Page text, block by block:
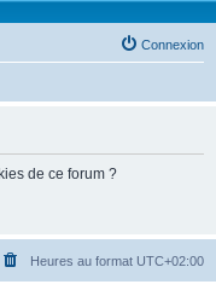
Connexion
de ce forum ?
Heures au format UTC+02:00